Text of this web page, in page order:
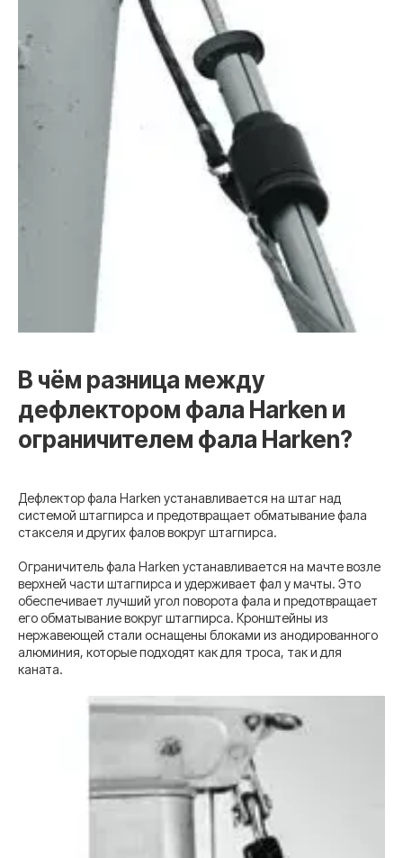
В чём разница между
дефлектором фала Harken и
ограничителем фала Harken?
Дефлектор фала Harken устанавливается на штаг над
системой штагпирса и предотвращает обматывание фала
стакселя и других фалов вокруг штагпирса.
Ограничитель фала Harken устанавливается на мачте возле
верхней части штагпирса и удерживает фал у мачты. Это
обеспечивает лучший угол поворота фала и предотвращает
его обматывание вокруг штагпирса. Кронштейны из
нержавеющей стали оснащены блоками из анодированного
алюминия, которые подходят как для троса, так и для
каната.